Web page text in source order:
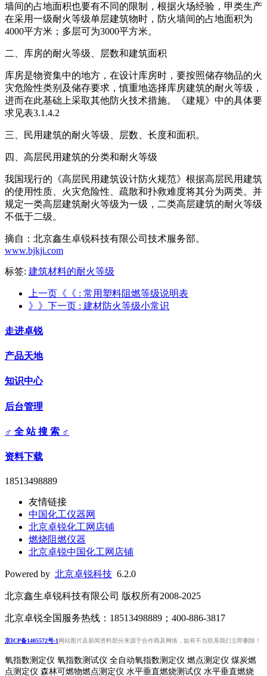
墙间的占地面积也要有不同的限制，根据火场经验，甲类生产
在采用一级耐火等级单层建筑物时，防火墙间的占地面积为
4000平方米；多层可为3000平方米。
二、库房的耐火等级、层数和建筑面积
库房是物资集中的地方，在设计库房时，要按照储存物品的火
灾危险性类别及储存要求，慎重地选择库房建筑的耐火等级，
进而在此基础上采取其他防火技术措施。《建规》中的具体要
求见表3.1.4.2
三、民用建筑的耐火等级、层数、长度和面积。
四、高层民用建筑的分类和耐火等级
我国现行的《高层民用建筑设计防火规范》根据高层民用建筑
的使用性质、火灾危险性、疏散和扑救难度将其分为两类。并
规定一类高层建筑耐火等级为一级，二类高层建筑的耐火等级
不低于二级。
摘自：北京鑫生卓锐科技有限公司技术服务部。
www.bjkji.com
标签: 建筑材料的耐火等级
上一页《《 : 常用塑料阻燃等级说明表
》》下一页 : 建材防火等级小常识
走进卓锐
产品天地
知识中心
后台管理
♂ 全 站 搜 索 ♂
资料下载
18513498889
友情链接
中国化工仪器网
北京卓锐化工网店铺
燃烧阻燃仪器
北京卓锐中国化工网店铺
Powered by 北京卓锐科技 6.2.0
北京鑫生卓锐科技有限公司 版权所有2008-2025
北京卓锐全国服务热线：18513498889；400-886-3817
京ICP备1405572号-1网站图片及新闻资料部分来源于合作商及网络，如有不当联系我们立即删除！
氧指数测定仪 氧指数测试仪 全自动氧指数测定仪 燃点测定仪 煤炭燃
点测定仪 森林可燃物燃点测定仪 水平垂直燃烧测试仪 水平垂直燃烧